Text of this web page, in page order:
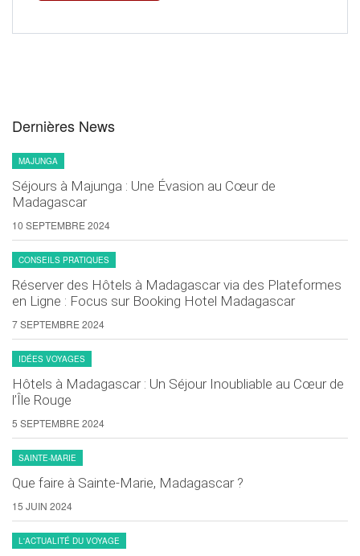
Dernières News
MAJUNGA
Séjours à Majunga : Une Évasion au Cœur de
Madagascar
10 SEPTEMBRE 2024
CONSEILS PRATIQUES
Réserver des Hôtels à Madagascar via des Plateformes
en Ligne : Focus sur Booking Hotel Madagascar
7 SEPTEMBRE 2024
IDÉES VOYAGES
Hôtels à Madagascar : Un Séjour Inoubliable au Cœur de
l’Île Rouge
5 SEPTEMBRE 2024
SAINTE-MARIE
Que faire à Sainte-Marie, Madagascar ?
15 JUIN 2024
L'ACTUALITÉ DU VOYAGE